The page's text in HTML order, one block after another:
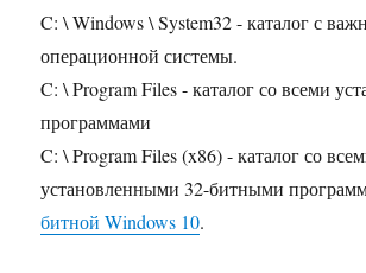
C: \ Windows \ System32 - каталог с
операционной системы.
C: \ Program Files - каталог со всеми
программами
C: \ Program Files (x86) - каталог со
установленными 32-битными
битной Windows 10.